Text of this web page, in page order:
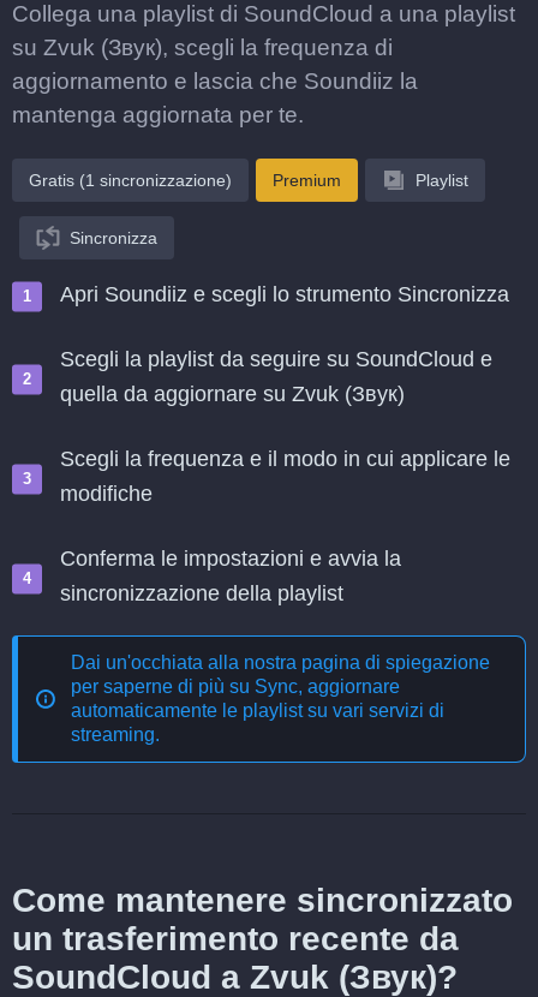
Collega una playlist di SoundCloud a una playlist
su Zvuk (Звук), scegli la frequenza di
aggiornamento e lascia che Soundiiz la
mantenga aggiornata per te.
Gratis (1 sincronizzazione) Premium Playlist
Sincronizza
Apri Soundiiz e scegli lo strumento Sincronizza
Scegli la playlist da seguire su SoundCloud e
quella da aggiornare su Zvuk (Звук)
Scegli la frequenza e il modo in cui applicare le
modifiche
Conferma le impostazioni e avvia la
sincronizzazione della playlist
Dai un'occhiata alla nostra pagina di spiegazione
per saperne di più su Sync, aggiornare
automaticamente le playlist su vari servizi di
streaming.
Come mantenere sincronizzato
un trasferimento recente da
SoundCloud a Zvuk (Звук)?